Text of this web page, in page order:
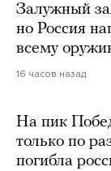
Залужный
но Россия
всему
16 часов назад
На пик
только по
погибла